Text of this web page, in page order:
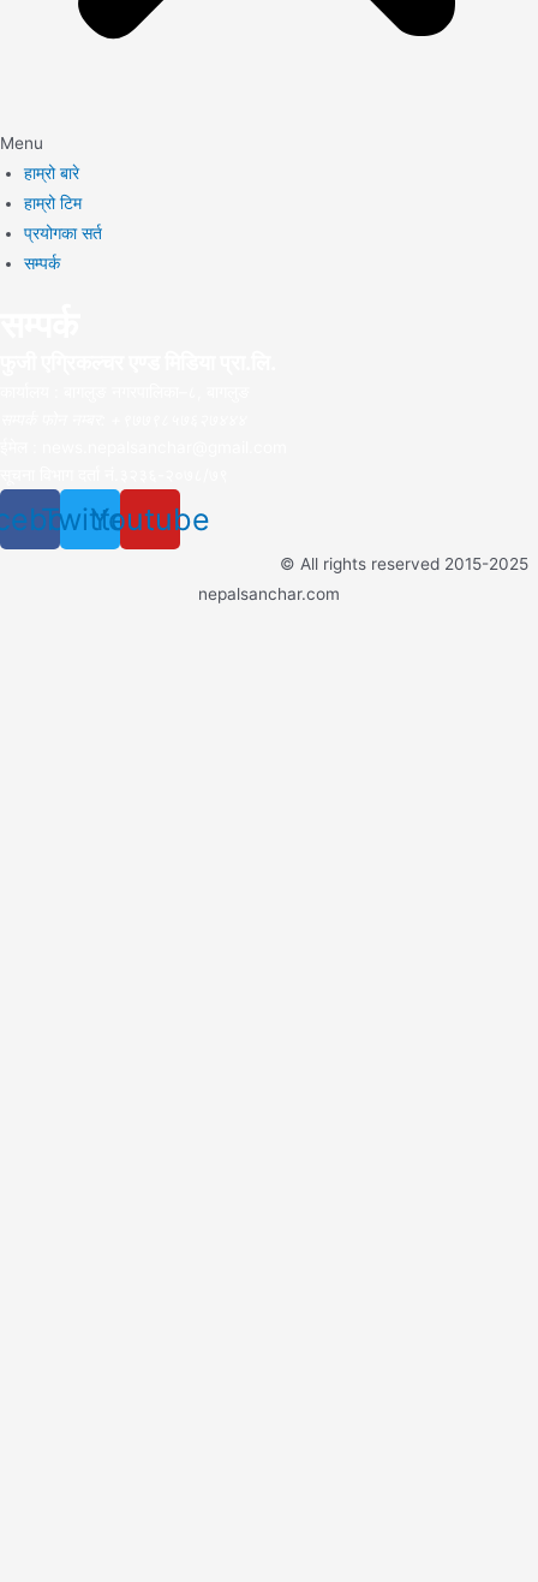
Menu
हाम्रो बारे
हाम्रो टिम
प्रयोगका सर्त
सम्पर्क
TwitterYoutube
© All rights reserved 2015-2025
nepalsanchar.com